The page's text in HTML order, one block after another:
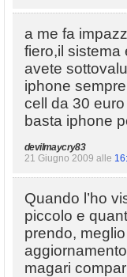
a me fa
fiero,il sistema
avete
iphone
cell da 30
basta iphone
devilmaycry83
21 Giugno 2009 alle
Quando l’ho
piccolo e
prendo,
magari